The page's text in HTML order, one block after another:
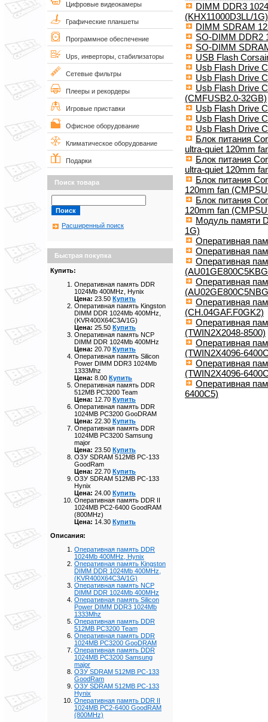
Цифровые видеокамеры
Графические планшеты
Программное обеспечение
Ups, инверторы, стабилизаторы
Сетевые фильтры
Плееры и рекордеры
Игровые приставки
Офисное оборудование
Климатическое оборудование
Подарки
Поиск товара
Расширенный поиск
Быстрая покупка
Купить:
Оперативная память DDR
1024Mb 400MHz, Hynix
Цена: 23.50 Купить
Оперативная память Kingston
DIMM DDR 1024Mb 400MHz,
(KVR400X64C3A/1G)
Цена: 25.50 Купить
Оперативная память NCP
DIMM DDR 1024Mb 400MHz
Цена: 20.70 Купить
Оперативная память Silicon
Power DIMM DDR3 1024Mb
1333Mhz
Цена: 8.00 Купить
Оперативная память DDR
512MB PC3200 Team
Цена: 12.70 Купить
Оперативная память DDR
1024MB PC3200 GooDRAM
Цена: 22.30 Купить
Оперативная память DDR
1024MB PC3200 Samsung
major
Цена: 23.50 Купить
ОЗУ SDRAM 512MB PC-133
GoodRam
Цена: 22.70 Купить
ОЗУ SDRAM 512MB PC-133
Hynix
Цена: 24.00 Купить
Оперативная память DDR II
1024MB PC2-6400 GoodRAM
(800MHz)
Цена: 14.30 Купить
Описания:
Оперативная память DDR
1024Mb 400MHz, Hynix
Оперативная память Kingston
DIMM DDR 1024Mb 400MHz,
(KVR400X64C3A/1G)
Оперативная память NCP
DIMM DDR 1024Mb 400MHz
Оперативная память Silicon
Power DIMM DDR3 1024Mb
1333Mhz
Оперативная память DDR
512MB PC3200 Team
Оперативная память DDR
1024MB PC3200 GooDRAM
Оперативная память DDR
1024MB PC3200 Samsung
major
ОЗУ SDRAM 512MB PC-133
GoodRam
ОЗУ SDRAM 512MB PC-133
Hynix
Оперативная память DDR II
1024MB PC2-6400 GoodRAM
(800MHz)
DIMM DDR3
(KHX11000D3LL/1G)
DIMM SDRAM
SO-DIMM DDR2
SO-DIMM
USB Flash
Usb Flash Drive
Usb Flash Drive
Usb Flash Drive
(CMFUSB2.0-32GB)
Usb Flash Drive
Usb Flash Drive
Usb Flash Drive
Блок питания
ultra-quiet 120mm
Блок питания
ultra-quiet 120mm
Блок питания
120mm fan
Блок питания
120mm fan
Модуль памяти
1G)
Оперативная
Оперативная
Оперативная
Оперативная
Оперативная
(CH.04GAF.F0GK2)
Оперативная
(TWIN2X2048-8500)
Оперативная
(TWIN2X4096-
Оперативная
(TWIN2X4096-
Оперативная
6400C5)